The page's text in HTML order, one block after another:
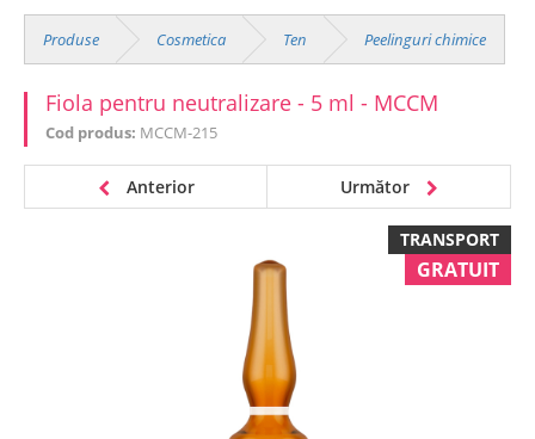
Produse Cosmetica Ten Peelinguri chimice
Fiola pentru neutralizare - 5 ml - MCCM
Cod produs: MCCM-215
Anterior Următor
TRANSPORT
GRATUIT